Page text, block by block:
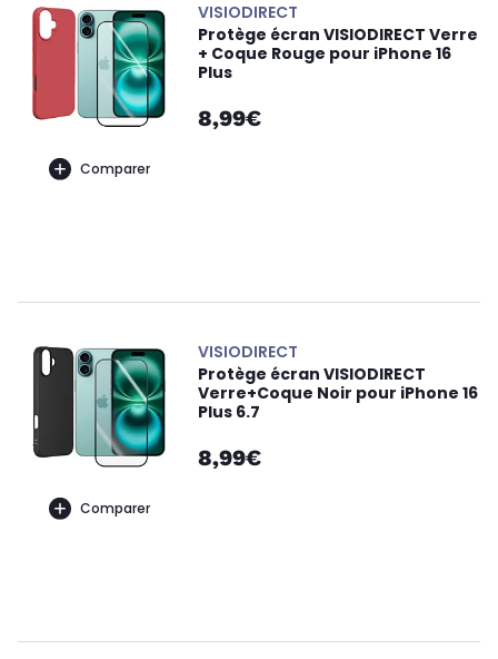
Comparer
VISIODIRECT
Protège écran VISIODIRECT Verre
+ Coque Rouge pour iPhone 16
Plus
8,99€
Comparer
VISIODIRECT
Protège écran VISIODIRECT
Verre+Coque Noir pour iPhone 16
Plus 6.7
8,99€